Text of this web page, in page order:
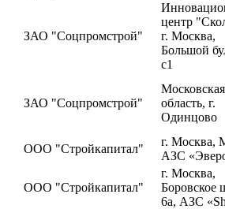
ЗАО "Соцпромстрой"
центр
г. Москва,
Большой
с1
ЗАО "Соцпромстрой"
Московская
область, г.
Одинцово
ООО "Стройкапитал"
г.
АЗС
ООО "Стройкапитал"
г. Москва,
Боровское
6а, АЗС